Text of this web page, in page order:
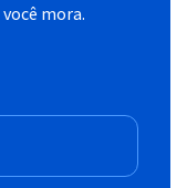
mora.